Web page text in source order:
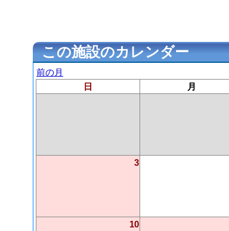
この施設のカレンダー
前の月
日
月
3
10